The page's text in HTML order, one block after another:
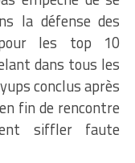
la défense des
les top 10
dans tous les
conclus après
fin de rencontre
siffler faute